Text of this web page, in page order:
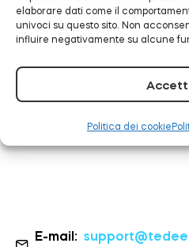
elaborare dati come il
univoci su questo sito. Non
influire negativamente su alcune
Politica dei cookie
Tedee Dry Contact
Tedee
Tedee ora
Samsung
LEGGI TUTTO
E-mail: